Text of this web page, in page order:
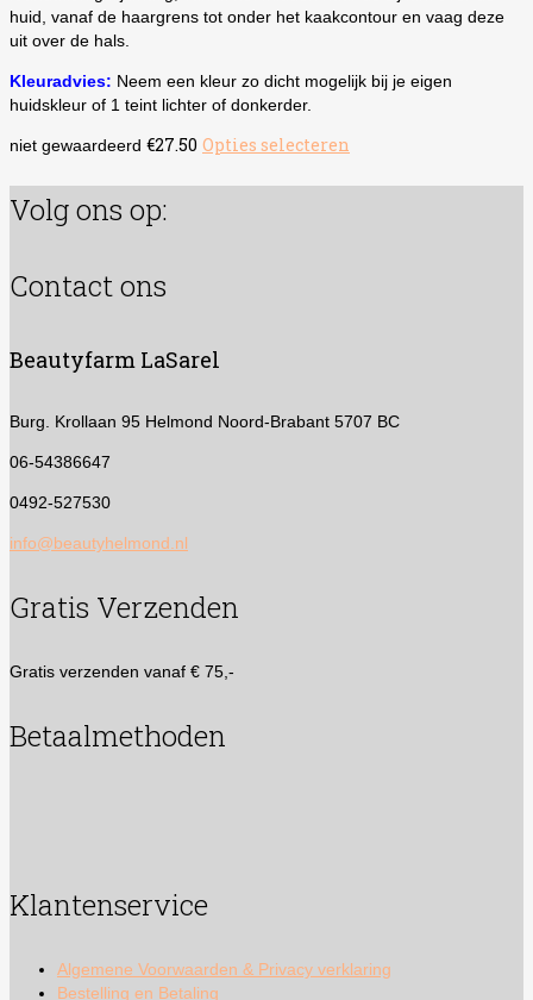
huid, vanaf de haargrens tot onder het kaakcontour en vaag deze
uit over de hals.
Kleuradvies: Neem een kleur zo dicht mogelijk bij je eigen
huidskleur of 1 teint lichter of donkerder.
niet gewaardeerd €27.50 Opties selecteren
heeft
productpagina
Volg ons op:
Contact ons
Beautyfarm LaSarel
Burg. Krollaan 95 Helmond Noord-Brabant 5707 BC
06-54386647
0492-527530
info@beautyhelmond.nl
Gratis Verzenden
Gratis verzenden vanaf € 75,-
Betaalmethoden
Klantenservice
Algemene Voorwaarden & Privacy verklaring
Bestelling en Betaling